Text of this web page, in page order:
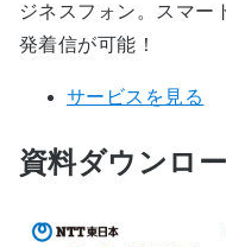
ジネスフォン。スマー
発着信が可能！
サービスを見る
資料ダウンロ